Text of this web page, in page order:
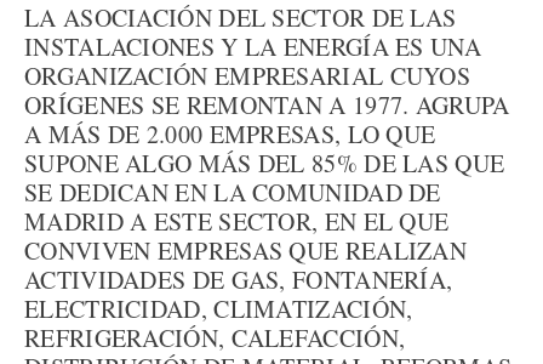
LA ASOCIACIÓN DEL SECTOR DE LAS
INSTALACIONES Y LA ENERGÍA ES UNA
ORGANIZACIÓN EMPRESARIAL CUYOS
ORÍGENES SE REMONTAN A 1977. AGRUPA
A MÁS DE 2.000 EMPRESAS, LO QUE
SUPONE ALGO MÁS DEL 85% DE LAS QUE
SE DEDICAN EN LA COMUNIDAD DE
MADRID A ESTE SECTOR, EN EL QUE
CONVIVEN EMPRESAS QUE REALIZAN
ACTIVIDADES DE GAS, FONTANERÍA,
ELECTRICIDAD, CLIMATIZACIÓN,
REFRIGERACIÓN, CALEFACCIÓN,